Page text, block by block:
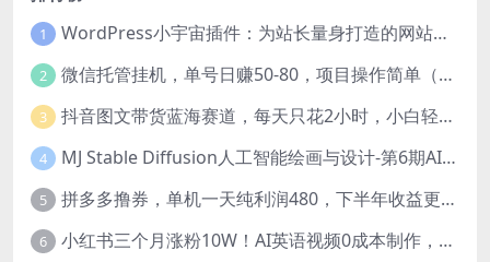
1 WordPress小宇宙插件：为站长量身打造的网站性能与SEO优化插件
2 微信托管挂机，单号日赚50-80，项目操作简单（附无限注册实名微信号教程）
3 抖音图文带货蓝海赛道，每天只花2小时，小白轻松过万
4 MJ Stable Diffusion人工智能绘画与设计-第6期AIGC课程（35节）
5 拼多多撸券，单机一天纯利润480，下半年收益更高，不限设备，不限IP。
6 小红书三个月涨粉10W！AI英语视频0成本制作，每天轻松日入2000+